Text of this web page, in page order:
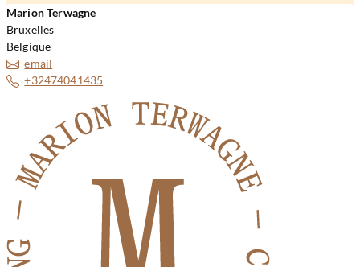
Marion Terwagne
Bruxelles
Belgique
email
+32474041435